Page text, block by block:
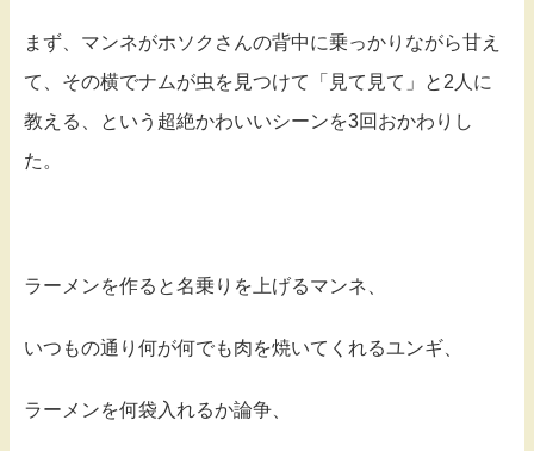
まず、マンネがホソクさんの背中に乗っかりながら甘え
て、その横でナムが虫を見つけて「見て見て」と2人に
教える、という超絶かわいいシーンを3回おかわりし
た。
ラーメンを作ると名乗りを上げるマンネ、
いつもの通り何が何でも肉を焼いてくれるユンギ、
ラーメンを何袋入れるか論争、